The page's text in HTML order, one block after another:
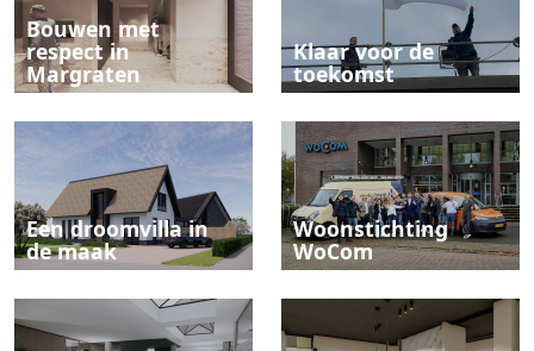
Bouwen met
respect in
Margraten
Klaar voor de
toekomst
Een droomvilla in
de maak
Woonstichting
WoCom